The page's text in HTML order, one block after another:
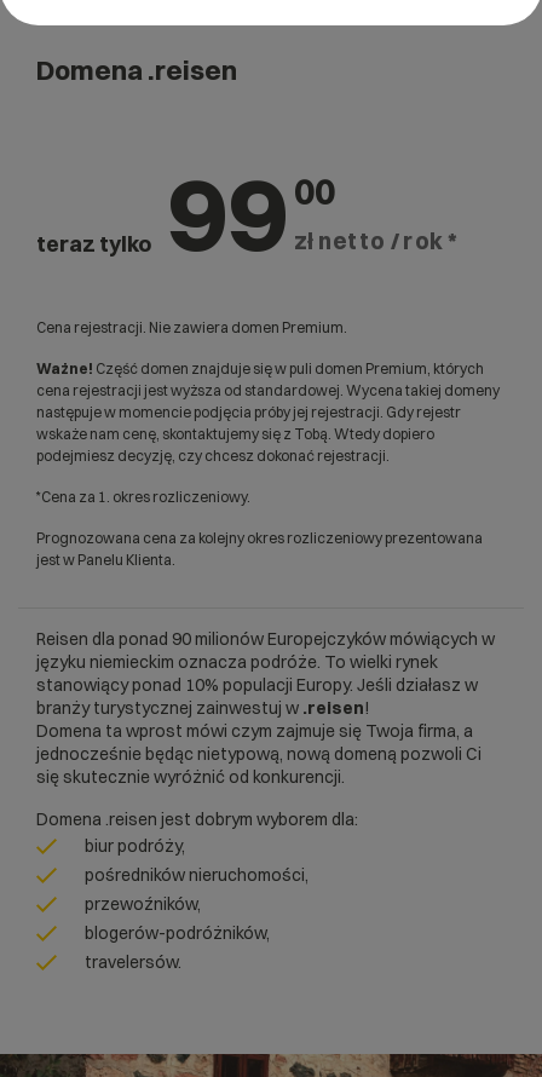
Domena .reisen
teraz tylko 99 00
zł netto / rok *
Cena rejestracji. Nie zawiera domen Premium.
Ważne! Część domen znajduje się w puli domen Premium, których
cena rejestracji jest wyższa od standardowej. Wycena takiej domeny
następuje w momencie podjęcia próby jej rejestracji. Gdy rejestr
wskaże nam cenę, skontaktujemy się z Tobą. Wtedy dopiero
podejmiesz decyzję, czy chcesz dokonać rejestracji.
*Cena za 1. okres rozliczeniowy.
Prognozowana cena za kolejny okres rozliczeniowy prezentowana
jest w Panelu Klienta.
Reisen dla ponad 90 milionów Europejczyków mówiących w
języku niemieckim oznacza podróże. To wielki rynek
stanowiący ponad 10% populacji Europy. Jeśli działasz w
branży turystycznej zainwestuj w .reisen!
Domena ta wprost mówi czym zajmuje się Twoja firma, a
jednocześnie będąc nietypową, nową domeną pozwoli Ci
się skutecznie wyróżnić od konkurencji.
Domena .reisen jest dobrym wyborem dla:
biur podróży,
pośredników nieruchomości,
przewoźników,
blogerów-podróżników,
travelersów.